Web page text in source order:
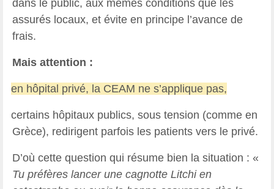
dans le public, aux mêmes conditions que les
assurés locaux, et évite en principe l’avance de
frais.
Mais attention :
en hôpital privé, la CEAM ne s’applique pas,
certains hôpitaux publics, sous tension (comme en
Grèce), redirigent parfois les patients vers le privé.
D’où cette question qui résume bien la situation : «
Tu préfères lancer une cagnotte Litchi en